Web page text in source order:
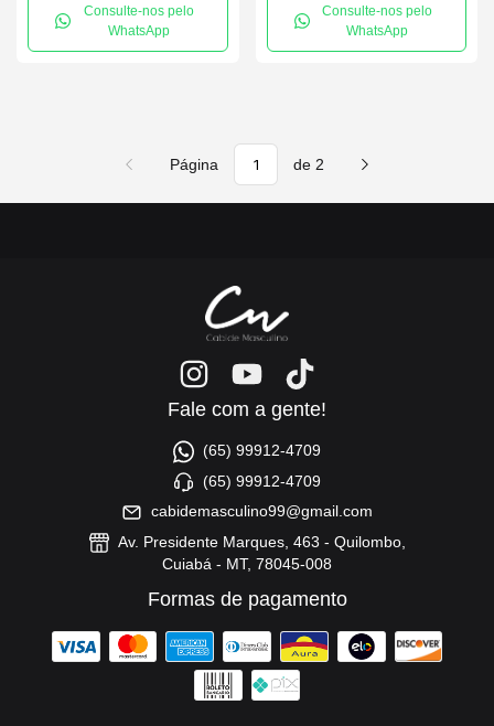
Consulte-nos pelo
WhatsApp
Consulte-nos pelo
WhatsApp
Página de 2
Fale com a gente!
(65) 99912-4709
(65) 99912-4709
cabidemasculino99@gmail.com
Av. Presidente Marques, 463 - Quilombo,
Cuiabá - MT, 78045-008
Formas de pagamento